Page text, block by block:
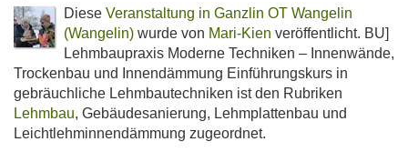
Diese Veranstaltung in Ganzlin OT Wangelin
(Wangelin) wurde von Mari-Kien veröffentlicht. BU]
Lehmbaupraxis Moderne Techniken – Innenwände,
Trockenbau und Innendämmung Einführungskurs in
gebräuchliche Lehmbautechniken ist den Rubriken
Lehmbau, Gebäudesanierung, Lehmplattenbau und
Leichtlehminnendämmung zugeordnet.